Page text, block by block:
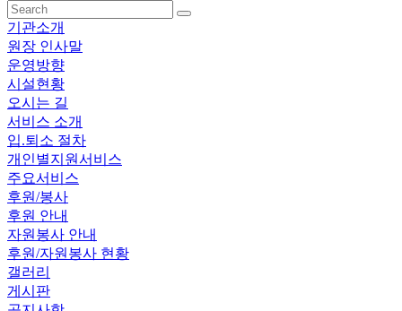
기관소개
원장 인사말
운영방향
시설현황
오시는 길
서비스 소개
입.퇴소 절차
개인별지원서비스
주요서비스
후원/봉사
후원 안내
자원봉사 안내
후원/자원봉사 현황
갤러리
게시판